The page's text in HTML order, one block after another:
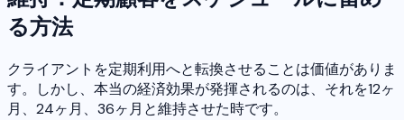
る方法
クライアントを定期利用へと転換させることは価値がありま
す。しかし、本当の経済効果が発揮されるのは、それを12ヶ
月、24ヶ月、36ヶ月と維持させた時です。